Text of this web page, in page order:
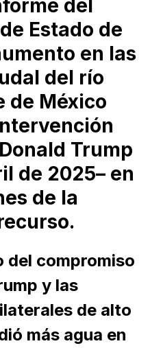
del
Estado de
en las
del río
de México
Trump
de 2025– en
de la
del compromiso
y las
de alto
más agua en